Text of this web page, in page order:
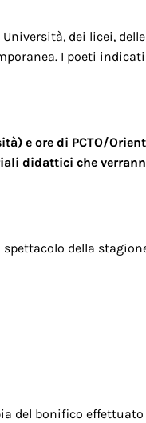
dei licei,
I poeti
e ore di PCTO/
didattici che
della
del bonifico effettuato